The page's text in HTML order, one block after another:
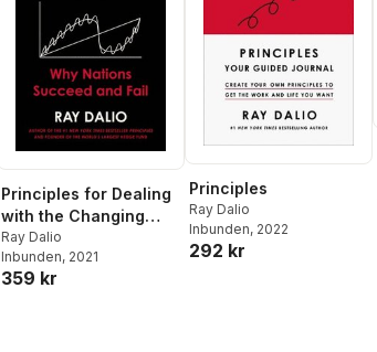
Principles for Dealing
with the Changing
World Order
Ray Dalio
Inbunden, 2021
359 kr
Principles
Ray Dalio
Inbunden, 2022
292 kr